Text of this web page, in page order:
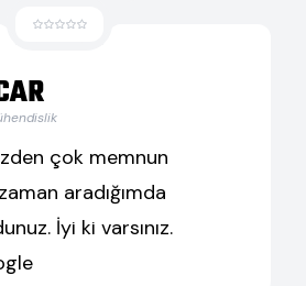
çok memnun
aradığımda
İyi ki varsınız.